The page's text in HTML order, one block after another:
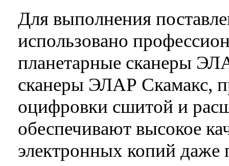
Для выполнения
использовано
планетарные сканеры
сканеры ЭЛАР Скамакс,
оцифровки сшитой и
обеспечивают высокое
электронных копий даже